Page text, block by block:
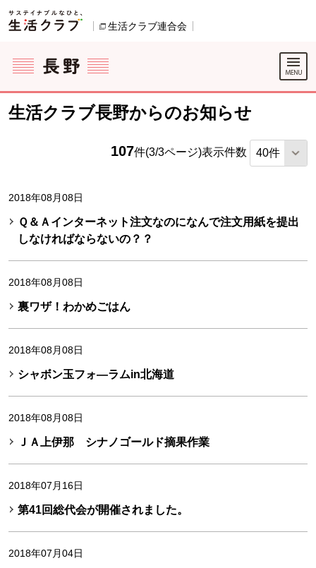
ページの先頭です。
生活クラブ連合会
ここからサイト内共通メニューです。
サイト内共通メニューをスキップする
サイト内共通メニューここまで。
生活クラブ長野からのお知らせ
107件(3/3ページ)表示件数
2018年08月08日
Ｑ＆Ａインターネット注文なのになんで注文用紙を提出
しなければならないの？？
2018年08月08日
裏ワザ！わかめごはん
2018年08月08日
シャボン玉フォ―ラムin北海道
2018年08月08日
ＪＡ上伊那 シナノゴールド摘果作業
2018年07月16日
第41回総代会が開催されました。
2018年07月04日